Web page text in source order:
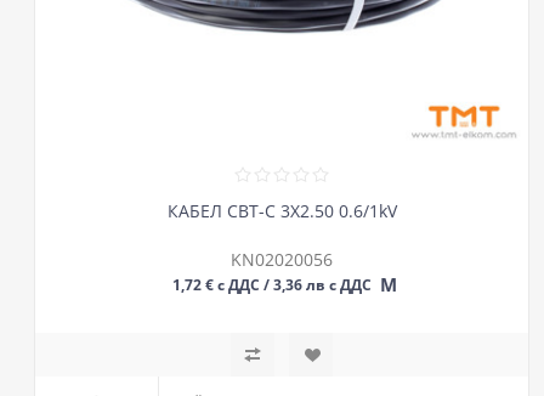
КАБЕЛ СВТ-С 3Х2.50 0.6/1kV
KN02020056
1,72 € с ДДС / 3,36 лв с ДДС М